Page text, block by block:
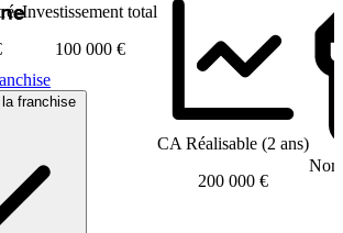
franchise
Investissement total
100 000 €
CA Réalisable (2 ans)
200 000 €